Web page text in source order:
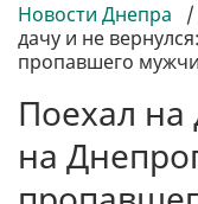
Новости Днепра /
дачу и не
пропавшего
Поехал на
на